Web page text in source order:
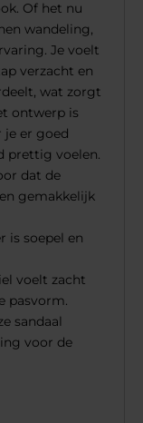
Of het nu
wandeling,
Je voelt
verzacht en
wat zorgt
ontwerp is
je er goed
prettig voelen.
dat de
gemakkelijk
is soepel en
voelt zacht
pasvorm.
sandaal
voor de